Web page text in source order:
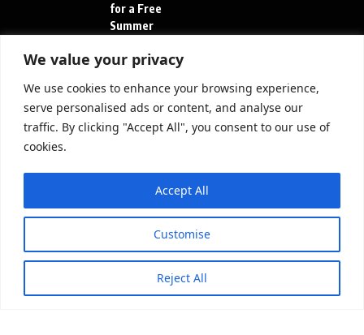
We value your privacy
We use cookies to enhance your browsing experience,
serve personalised ads or content, and analyse our
traffic. By clicking "Accept All", you consent to our use of
cookies.
Customise
Reject All
Accept All
for a Free
Summer
Techno
House
FEATURED
Subscribe to Our Newsletter
Subscribe to our newsletter to get our newest articles instantly!
E
m
a
i
*
E
m
a
l
E
E
a
i
*
Subscribe Now